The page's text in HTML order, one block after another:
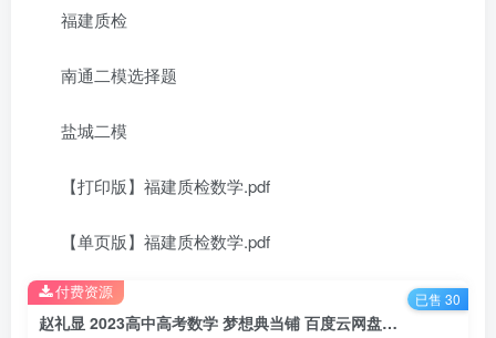
福建质检
南通二模选择题
盐城二模
【打印版】福建质检数学.pdf
【单页版】福建质检数学.pdf
赵礼显 2023高中高考数学 梦想典当铺 百度云网盘分享下载
付费资源 已售 30